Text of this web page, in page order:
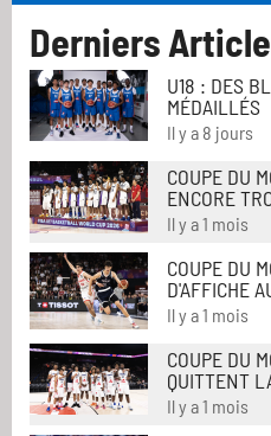
Derniers
U18 : DES
MÉDAILLÉS
Il y a 8 jours
COUPE DU
ENCORE
Il y a 1 mois
COUPE DU
D'AFFICHE
Il y a 1 mois
COUPE DU
QUITTENT
Il y a 1 mois